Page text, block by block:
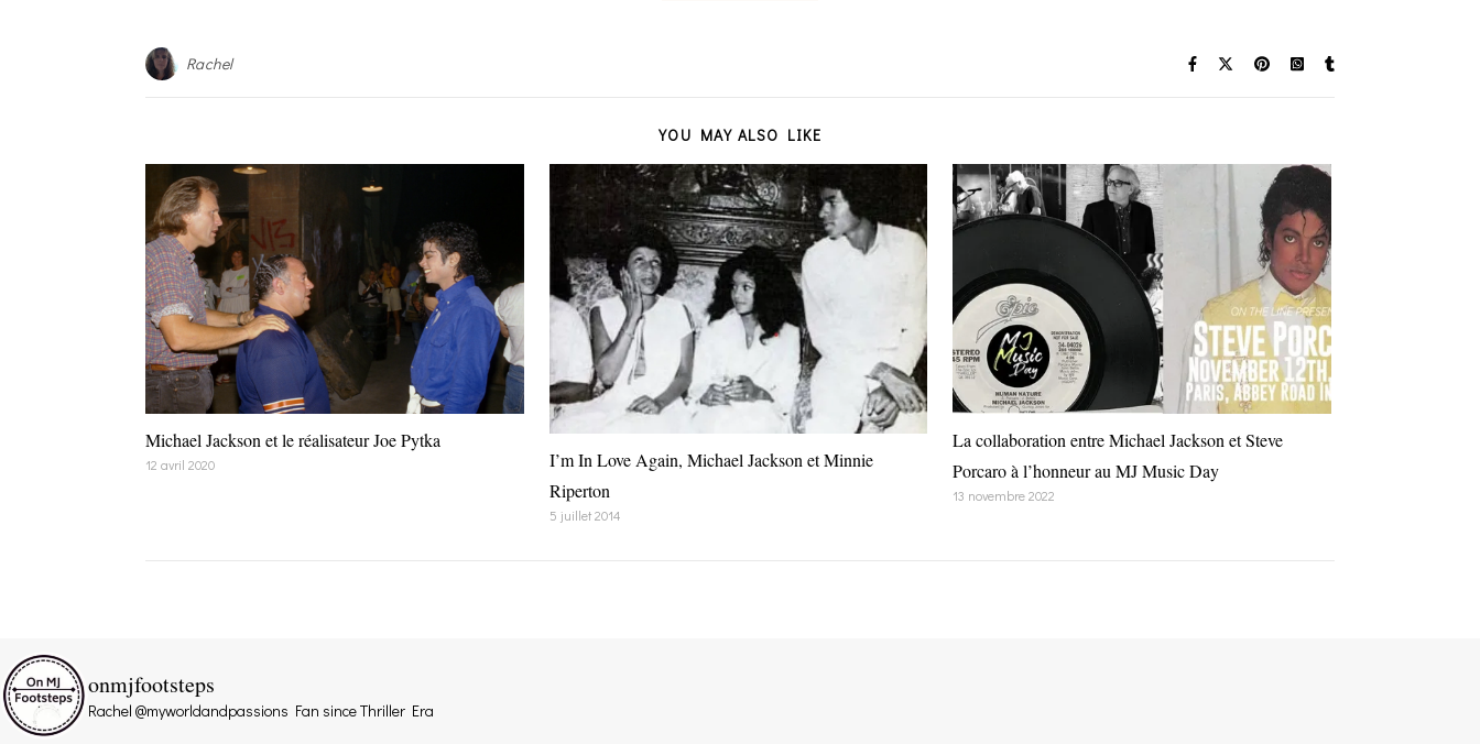
Rachel
YOU MAY ALSO LIKE
Michael Jackson et le réalisateur Joe Pytka
12 avril 2020
I’m In Love Again, Michael Jackson et Minnie
Riperton
5 juillet 2014
La collaboration entre Michael Jackson et Steve
Porcaro à l’honneur au MJ Music Day
13 novembre 2022
onmjfootsteps
Rachel @myworldandpassions Fan since Thriller Era